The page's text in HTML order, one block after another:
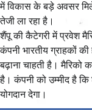
में विकास के बड़े अवसर
तेजी ला रहा है।
शैंपू की कैटेगरी में प्रवेश
कंपनी भारतीय ग्राहकों
बढ़ाना चाहती है। मैरिको
है। कंपनी को उम्मीद है कि
योगदान देगा।